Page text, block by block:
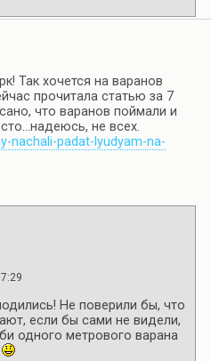
Так хочется на варанов
прочитала статью за 7
что варанов поймали и
не всех.
nachali-padat-lyudyam-na-
Не поверили бы, что
если бы сами не видели,
одного метрового варана